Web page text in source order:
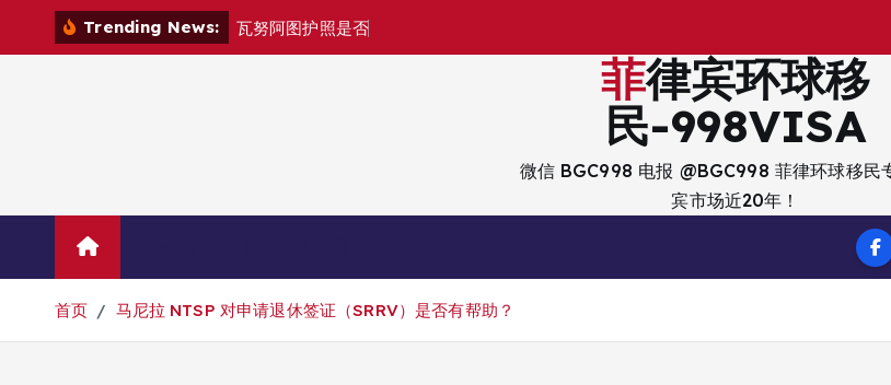
Trending News: 瓦努阿图护照是否
菲律宾环球移
民-998VISA
微信 BGC998 电报 @BGC998 菲律环球移民
宾市场近20年！
首页 马尼拉 NTSP 对申请退休签证（SRRV）是否有帮助？